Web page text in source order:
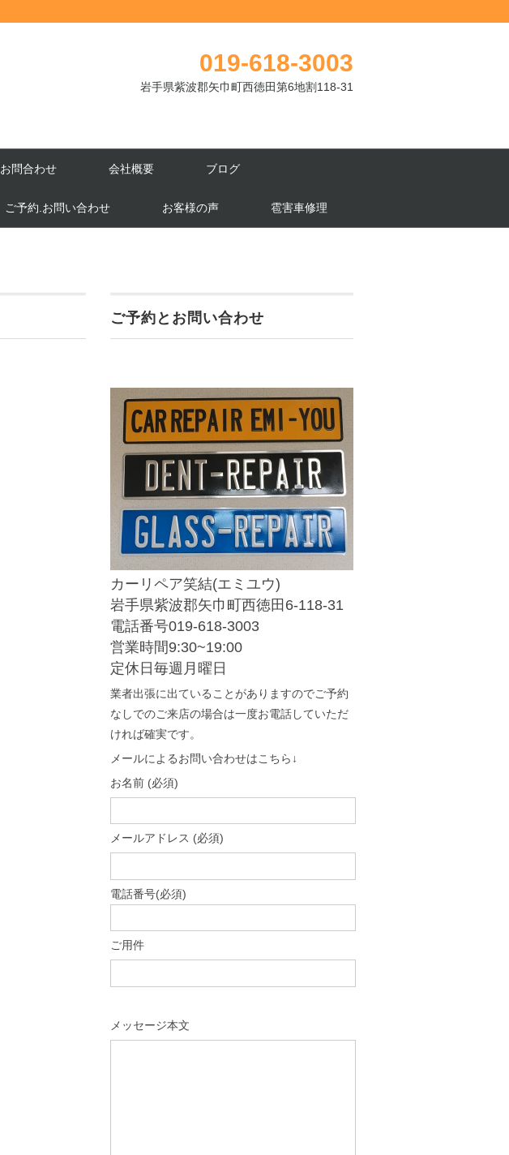
019-618-3003
岩手県紫波郡矢巾町西徳田第6地割118-31
お問合わせ 会社概要 ブログ
ご予約.お問い合わせ お客様の声 雹害車修理
ご予約とお問い合わせ
カーリペア笑結(エミユウ)
岩手県紫波郡矢巾町西徳田6-118-31
電話番号019-618-3003
営業時間9:30~19:00
定休日毎週月曜日
業者出張に出ていることがありますのでご予約
なしでのご来店の場合は一度お電話していただ
ければ確実です。
メールによるお問い合わせはこちら↓
お名前 (必須)
メールアドレス (必須)
電話番号(必須)
ご用件
メッセージ本文